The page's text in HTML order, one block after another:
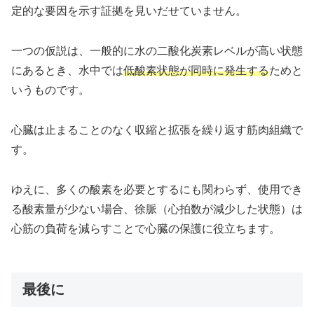
定的な要因を示す証拠を見いだせていません。
一つの仮説は、一般的に水の二酸化炭素レベルが高い状態
にあるとき、水中では低酸素状態が同時に発生するためと
いうものです。
心臓は止まることのなく収縮と拡張を繰り返す筋肉組織で
す。
ゆえに、多くの酸素を必要とするにも関わらず、使用でき
る酸素量が少ない場合、徐脈（心拍数が減少した状態）は
心筋の負荷を減らすことで心臓の保護に役立ちます。
最後に